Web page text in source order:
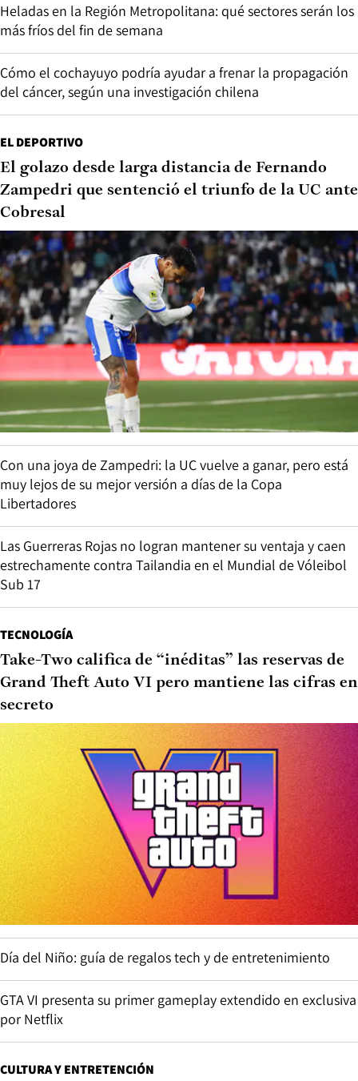
Heladas en la Región Metropolitana: qué sectores serán los
más fríos del fin de semana
Cómo el cochayuyo podría ayudar a frenar la propagación
del cáncer, según una investigación chilena
EL DEPORTIVO
El golazo desde larga distancia de Fernando
Zampedri que sentenció el triunfo de la UC ante
Cobresal
Con una joya de Zampedri: la UC vuelve a ganar, pero está
muy lejos de su mejor versión a días de la Copa
Libertadores
Las Guerreras Rojas no logran mantener su ventaja y caen
estrechamente contra Tailandia en el Mundial de Vóleibol
Sub 17
TECNOLOGÍA
Take-Two califica de “inéditas” las reservas de
Grand Theft Auto VI pero mantiene las cifras en
secreto
Día del Niño: guía de regalos tech y de entretenimiento
GTA VI presenta su primer gameplay extendido en exclusiva
por Netflix
CULTURA Y ENTRETENCIÓN